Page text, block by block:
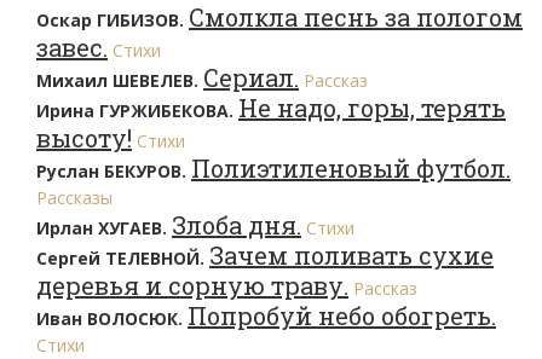
Оскар ГИБИЗОВ. Смолкла песнь за пологом
завес. Стихи
Михаил ШЕВЕЛЕВ. Сериал. Рассказ
Ирина ГУРЖИБЕКОВА. Не надо, горы, терять
высоту! Стихи
Руслан БЕКУРОВ. Полиэтиленовый футбол.
Рассказы
Ирлан ХУГАЕВ. Злоба дня. Стихи
Сергей ТЕЛЕВНОЙ. Зачем поливать сухие
деревья и сорную траву. Рассказ
Иван ВОЛОСЮК. Попробуй небо обогреть.
Стихи